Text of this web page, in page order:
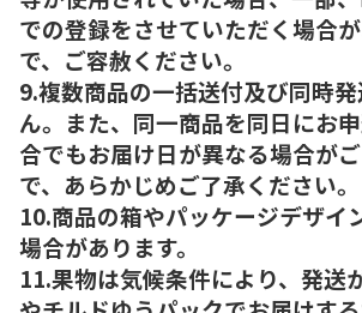
での登録をさせていただく場合
で、ご容赦ください。
9.複数商品の一括送付及び同時
ん。また、同一商品を同日にお
合でもお届け日が異なる場合が
で、あらかじめご了承ください。
10.商品の箱やパッケージデザイ
場合があります。
11.果物は気候条件により、発送